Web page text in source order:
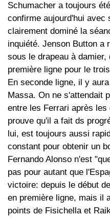
Schumacher a toujours
confirme aujourd'hui avec
clairement dominé la
inquiété. Jenson Button a
sous le drapeau à
première ligne pour le
En seconde ligne, il y
Massa. On ne s'attendait
entre les Ferrari après
prouve qu'il a fait ds
lui, est toujours aussi
constant pour obtenir un
Fernando Alonso n'est
pas pour autant que
victoire: depuis le début
en première ligne, mais il
points de Fisichella et